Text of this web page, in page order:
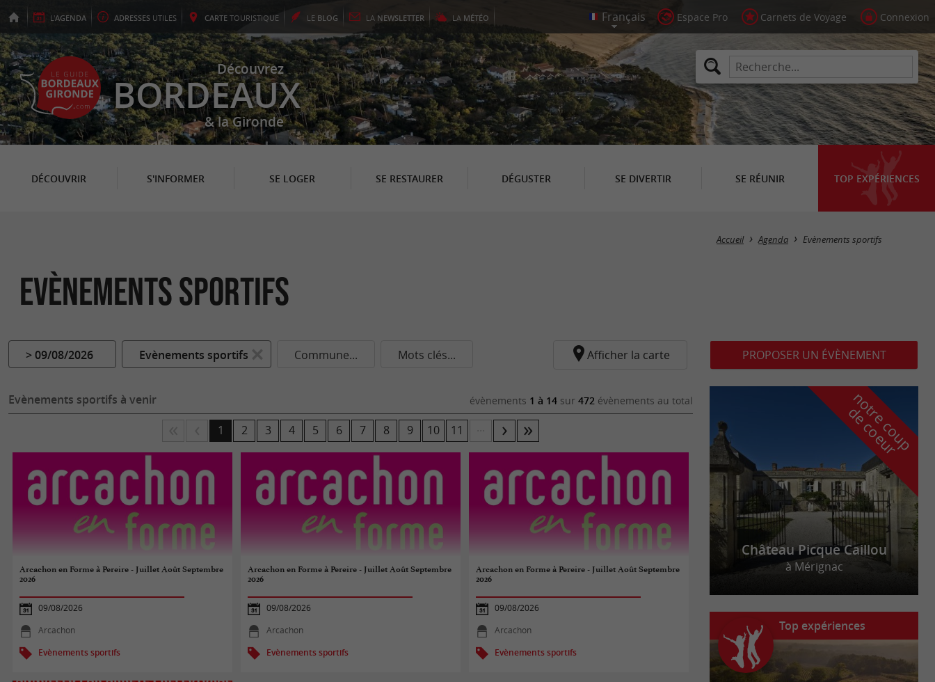
L'AGENDA ADRESSES UTILES CARTE TOURISTIQUE LE BLOG LA NEWSLETTER LA MÉTÉO Espace Pro Carnets de Voyage Connexion
Découvrez
BORDEAUX
& la Gironde
DÉCOUVRIR S'INFORMER SE LOGER SE RESTAURER DÉGUSTER SE DIVERTIR SE RÉUNIR TOP EXPÉRIENCES
Masquer la carte
Accueil Agenda Evènements sportifs
Evènements sportifs
> 09/08/2026 Evènements sportifs Commune... Mots clés... Afficher la carte
Evènements sportifs à venir évènements 1 à 14 sur 472 évènements au total
1 2 3 4 5 6 7 8 9 10 11
Arcachon en Forme à Pereire - Juillet Août Septembre
2026
09/08/2026
Arcachon
Evènements sportifs
Arcachon en Forme à Pereire - Juillet Août Septembre
2026
09/08/2026
Arcachon
Evènements sportifs
Arcachon en Forme à Pereire - Juillet Août Septembre
2026
09/08/2026
Arcachon
Evènements sportifs
PROPOSER UN ÉVÈNEMENT
n
o
t
r
e
c
o
u
p
d
e
c
o
e
u
r
Château Picque Caillou
à Mérignac
Top expériences